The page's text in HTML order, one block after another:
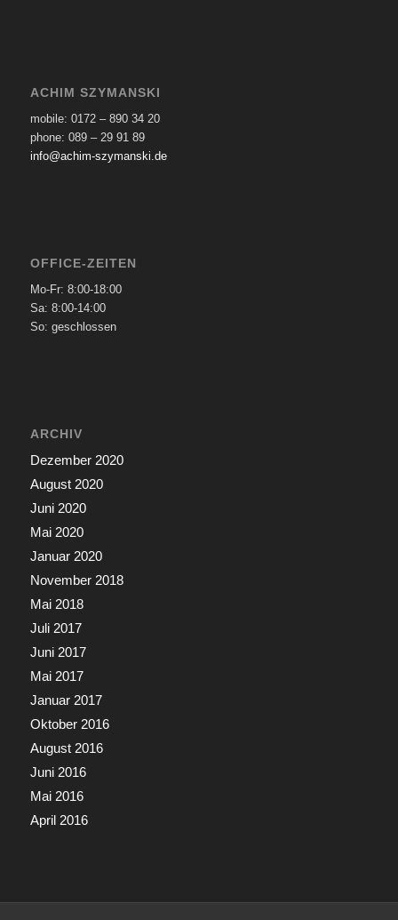
ACHIM SZYMANSKI
mobile: 0172 – 890 34 20
phone: 089 – 29 91 89
info@achim-szymanski.de
OFFICE-ZEITEN
Mo-Fr: 8:00-18:00
Sa: 8:00-14:00
So: geschlossen
ARCHIV
Dezember 2020
August 2020
Juni 2020
Mai 2020
Januar 2020
November 2018
Mai 2018
Juli 2017
Juni 2017
Mai 2017
Januar 2017
Oktober 2016
August 2016
Juni 2016
Mai 2016
April 2016